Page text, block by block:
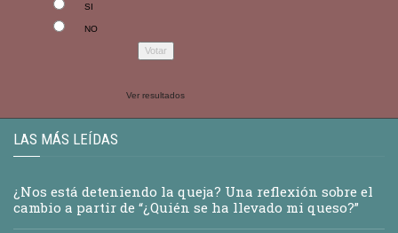
SI
NO
Ver resultados
LAS MÁS LEÍDAS
¿Nos está deteniendo la queja? Una reflexión sobre el
cambio a partir de “¿Quién se ha llevado mi queso?”